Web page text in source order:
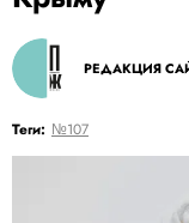
РЕДАКЦИЯ
Теги: №107